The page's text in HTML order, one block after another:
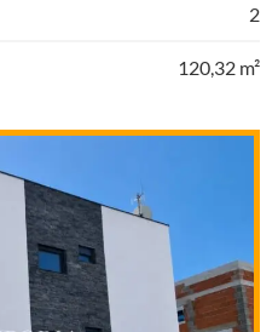
2
120,32 m²